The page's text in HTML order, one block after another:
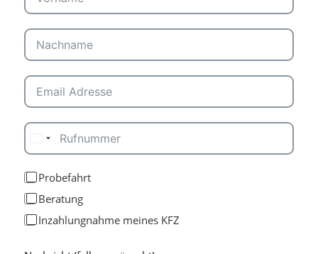
Probefahrt
Beratung
Inzahlungnahme meines KFZ